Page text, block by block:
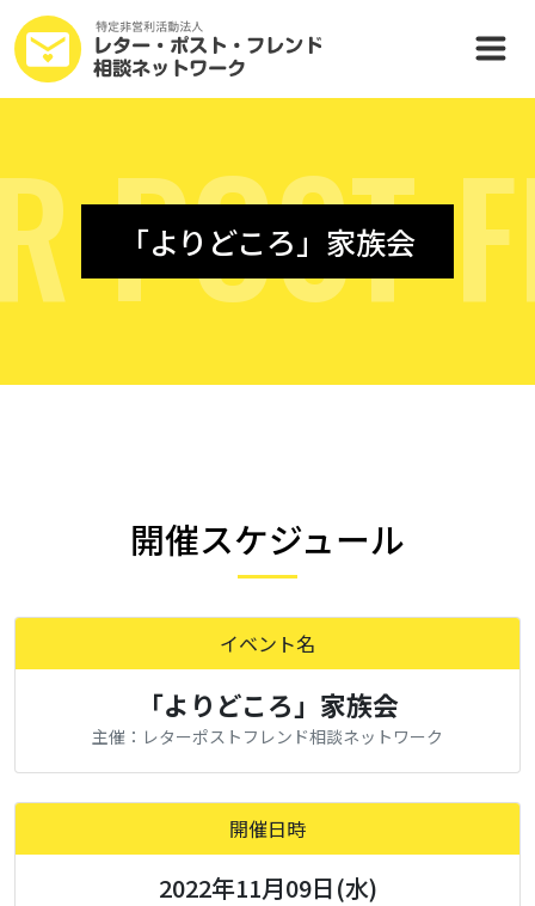
POST F
「よりどころ」家族会
開催スケジュール
イベント名
「よりどころ」家族会
主催：レターポストフレンド相談ネットワーク
開催日時
2022年11月09日(水)